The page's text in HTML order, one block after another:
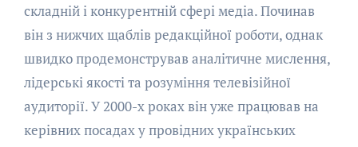
складній і конкурентній сфері медіа. Починав
він з нижчих щаблів редакційної роботи, однак
швидко продемонстрував аналітичне мислення,
лідерські якості та розуміння телевізійної
аудиторії. У 2000-х роках він уже працював на
керівних посадах у провідних українських